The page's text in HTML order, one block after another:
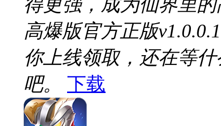
高爆版官方正版
你上线领取，还在等
吧。
下载